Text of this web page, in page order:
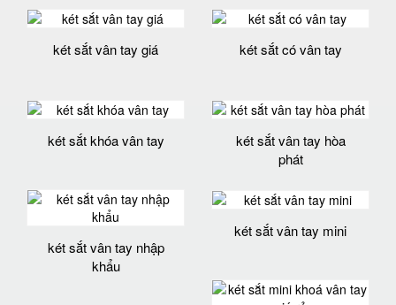
két sắt vân tay giá két sắt có vân tay
két sắt khóa vân tay
két sắt vân tay hòa
phát
két sắt vân tay nhập
khẩu
két sắt vân tay mini